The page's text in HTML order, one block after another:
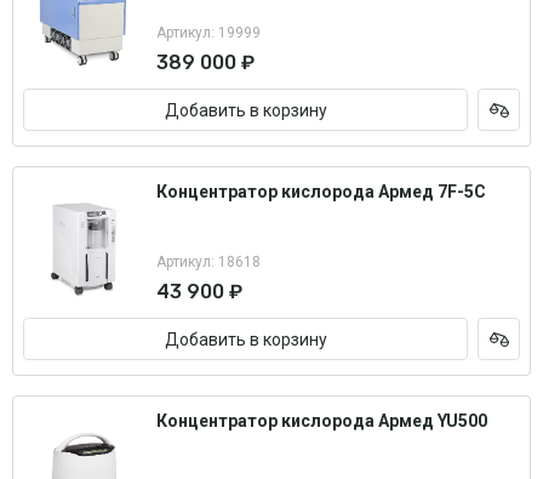
Артикул: 19999
389 000 ₽
Добавить в корзину
Концентратор кислорода Армед 7F-5C
Артикул: 18618
43 900 ₽
Добавить в корзину
Концентратор кислорода Армед YU500